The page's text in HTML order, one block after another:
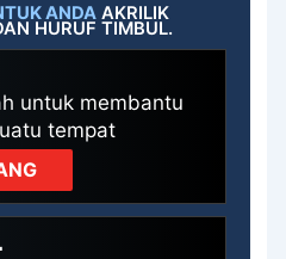
ANDA AKRILIK
HURUF TIMBUL.
untuk membantu
tempat